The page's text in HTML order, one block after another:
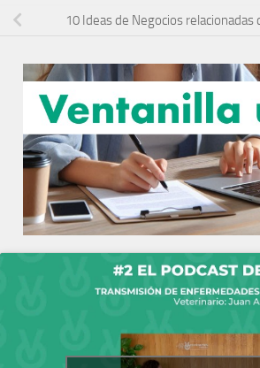
10 Ideas de Negocios relacionadas